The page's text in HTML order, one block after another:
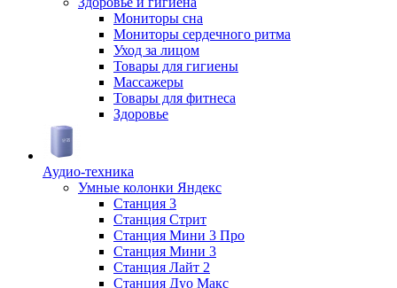
Мониторы сна
Мониторы сердечного ритма
Уход за лицом
Товары для гигиены
Массажеры
Товары для фитнеса
Здоровье
Аудио-техника
Умные колонки Яндекс
Станция 3
Станция Стрит
Станция Мини 3 Про
Станция Мини 3
Станция Лайт 2
Станция Дуо Макс